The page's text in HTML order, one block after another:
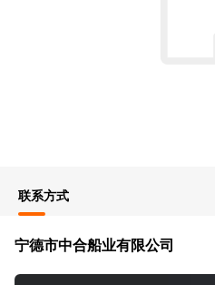
联系方式
宁德市中合船业有限公司